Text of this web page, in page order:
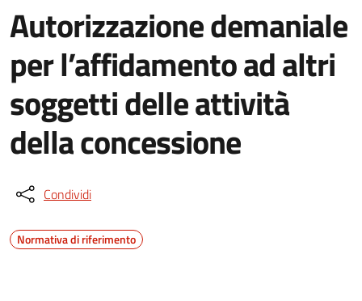
Autorizzazione demaniale
per l’affidamento ad altri
soggetti delle attività
della concessione
Condividi
Normativa di riferimento